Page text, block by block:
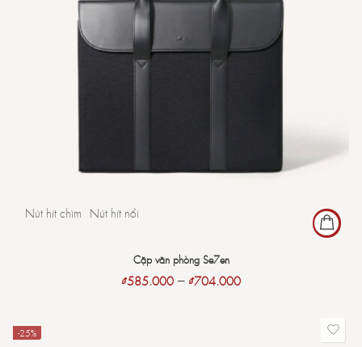
Nút hít chìm Nút hít nổi
Cặp văn phòng Se7en
₫585.000 – ₫704.000
-25%